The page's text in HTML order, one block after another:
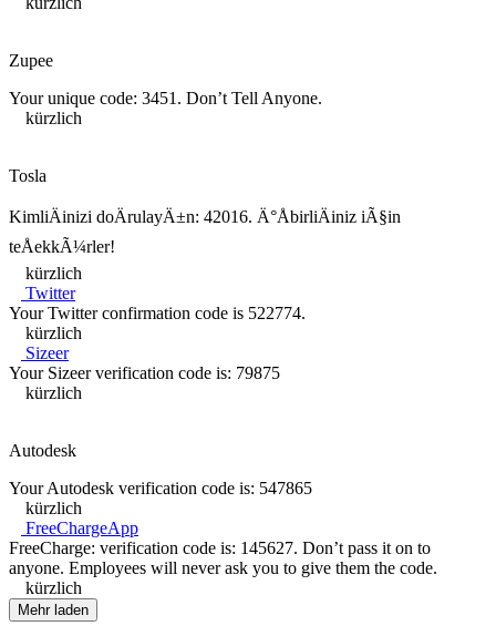
Zupee
Your unique code: 3451. Don’t Tell Anyone.
kürzlich
Tosla
KimliÄinizi doÄrulayÄ±n: 42016. Ä°ÅbirliÄiniz iÃ§in
teÅekkÃ¼rler!
kürzlich
Twitter
Your Twitter confirmation code is 522774.
kürzlich
Sizeer
Your Sizeer verification code is: 79875
kürzlich
Autodesk
Your Autodesk verification code is: 547865
kürzlich
FreeChargeApp
FreeCharge: verification code is: 145627. Don’t pass it on to
anyone. Employees will never ask you to give them the code.
kürzlich
Mehr laden